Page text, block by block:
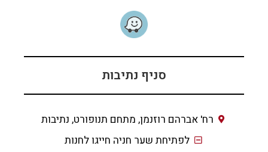
סניף נתיבות
רח' אברהם רוזנמן, מתחם תנופורט, נתיבות
לפתיחת שער חניה חייגו לחנות